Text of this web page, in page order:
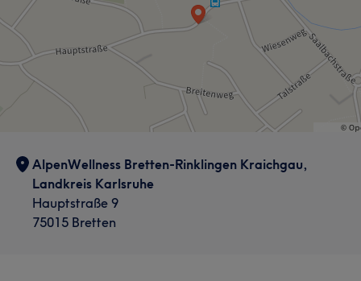
AlpenWellness Bretten-Rinklingen Kraichgau,
Landkreis Karlsruhe
Hauptstraße 9
75015 Bretten